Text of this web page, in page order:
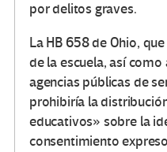
por delitos graves.
La HB 658 de Ohio,
de la escuela, así
agencias públicas de
prohibiría la
educativos» sobre la
consentimiento